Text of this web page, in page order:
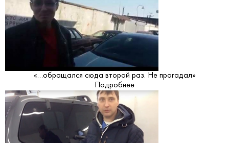
«…обращался сюда второй раз. Не прогадал»
Подробнее